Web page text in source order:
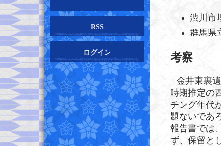
RSS
ログイン
渋川市
群馬県
考察
金井東裏
時期推定の
チング年代
題ないであ
報告書では
ず、保留と